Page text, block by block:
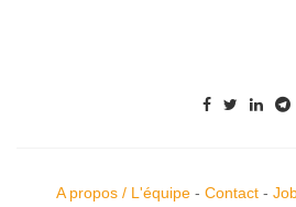
A propos / L'équipe- Contact-